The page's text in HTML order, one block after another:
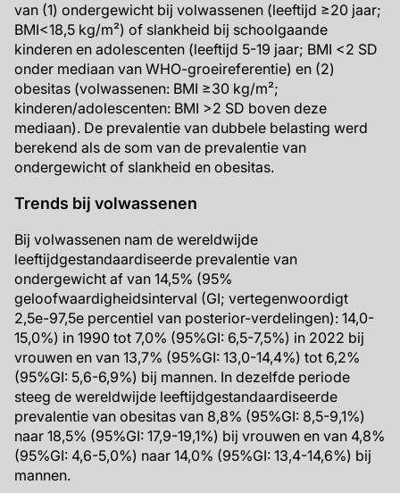
van (1) ondergewicht bij volwassenen (leeftijd ≥20 jaar;
BMI<18,5 kg/m²) of slankheid bij schoolgaande
kinderen en adolescenten (leeftijd 5-19 jaar; BMI <2 SD
onder mediaan van WHO-groeireferentie) en (2)
obesitas (volwassenen: BMI ≥30 kg/m²;
kinderen/adolescenten: BMI >2 SD boven deze
mediaan). De prevalentie van dubbele belasting werd
berekend als de som van de prevalentie van
ondergewicht of slankheid en obesitas.
Trends bij volwassenen
Bij volwassenen nam de wereldwijde
leeftijdgestandaardiseerde prevalentie van
ondergewicht af van 14,5% (95%
geloofwaardigheidsinterval (GI; vertegenwoordigt
2,5e-97,5e percentiel van posterior-verdelingen): 14,0-
15,0%) in 1990 tot 7,0% (95%GI: 6,5-7,5%) in 2022 bij
vrouwen en van 13,7% (95%GI: 13,0-14,4%) tot 6,2%
(95%GI: 5,6-6,9%) bij mannen. In dezelfde periode
steeg de wereldwijde leeftijdgestandaardiseerde
prevalentie van obesitas van 8,8% (95%GI: 8,5-9,1%)
naar 18,5% (95%GI: 17,9-19,1%) bij vrouwen en van 4,8%
(95%GI: 4,6-5,0%) naar 14,0% (95%GI: 13,4-14,6%) bij
mannen.